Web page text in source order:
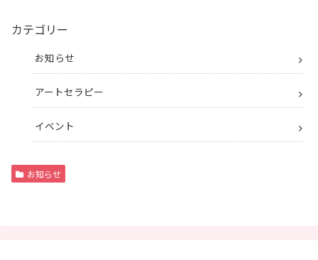
カテゴリー
お知らせ
アートセラピー
イベント
お知らせ